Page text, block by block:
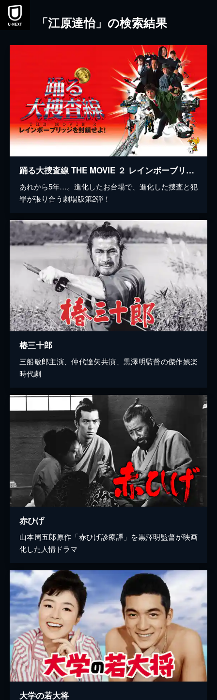
本文へスキップ
「江原達怡」の検索結果
踊る大捜査線 THE MOVIE ２ レインボーブリッジを封鎖せよ!
あれから5年…。進化したお台場で、進化した捜査と犯
罪が張り合う劇場版第2弾！
椿三十郎
三船敏郎主演、仲代達矢共演、黒澤明監督の傑作娯楽
時代劇
赤ひげ
山本周五郎原作「赤ひげ診療譚」を黒澤明監督が映画
化した人情ドラマ
大学の若大将